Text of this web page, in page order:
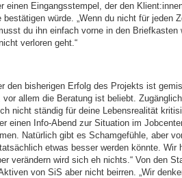
einen Eingangsstempel, der den
bestätigen würde. „Wenn du nicht für jeden
du ihn einfach vorne in den Briefkasten
verloren geht.“
den bisherigen Erfolg des Projekts ist
allem die Beratung ist beliebt.
nicht ständig für deine Lebensrealität
einen Info-Abend zur Situation im
Natürlich gibt es Schamgefühle, aber
etwas besser werden könnte. Wir
verändern wird sich eh nichts.“ Von den
von SiS aber nicht beirren. „Wir